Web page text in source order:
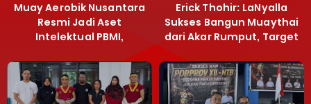
Muay Aerobik Nusantara
Resmi Jadi Aset
Intelektual PBMI,
Terobosan Bangun
Grassroots
Erick Thohir: LaNyalla
Sukses Bangun Muaythai
dari Akar Rumput, Target